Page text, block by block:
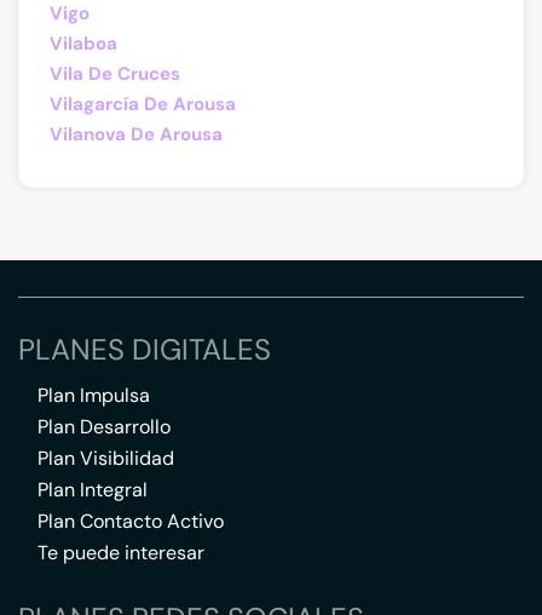
Vigo
Vilaboa
Vila De Cruces
Vilagarcía De Arousa
Vilanova De Arousa
PLANES DIGITALES
Plan Impulsa
Plan Desarrollo
Plan Visibilidad
Plan Integral
Plan Contacto Activo
Te puede interesar